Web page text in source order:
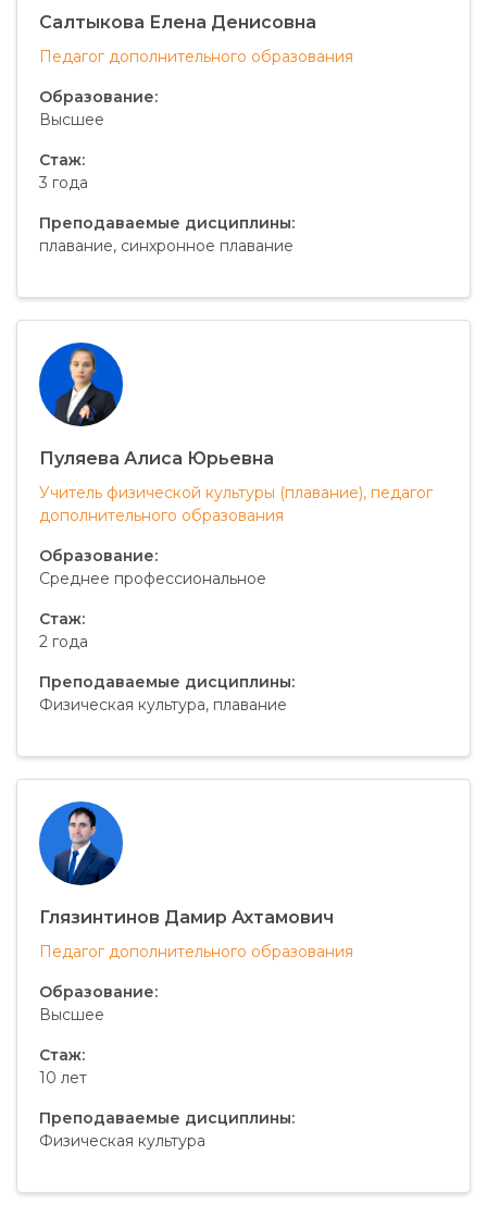
Салтыкова Елена Денисовна
Педагог дополнительного образования
Образование:
Высшее
Стаж:
3 года
Преподаваемые дисциплины:
плавание, синхронное плавание
Пуляева Алиса Юрьевна
Учитель физической культуры (плавание), педагог
дополнительного образования
Образование:
Среднее профессиональное
Стаж:
2 года
Преподаваемые дисциплины:
Физическая культура, плавание
Глязинтинов Дамир Ахтамович
Педагог дополнительного образования
Образование:
Высшее
Стаж:
10 лет
Преподаваемые дисциплины:
Физическая культура